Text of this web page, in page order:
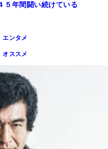
５年間闘い続けている
エンタメ
オススメ